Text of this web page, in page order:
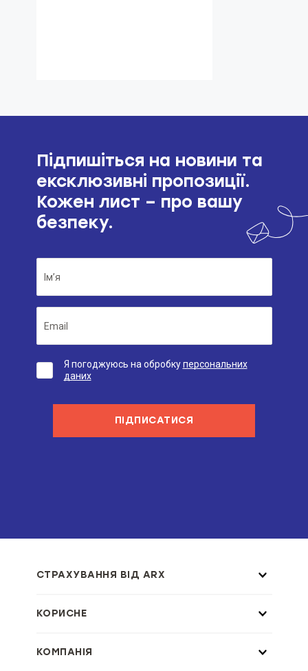
Підпишіться на новини та
ексклюзивні пропозиції.
Кожен лист – про вашу
безпеку.
Я погоджуюсь на обробкуперсональних
даних
ПІДПИСАТИСЯ
СТРАХУВАННЯ ВІД ARX
КОРИСНЕ
КОМПАНІЯ